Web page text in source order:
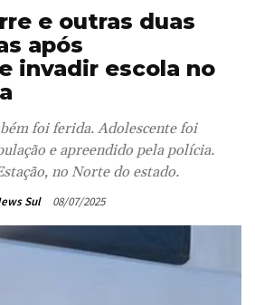
e outras duas
após
invadir escola no
foi ferida. Adolescente foi
e apreendido pela polícia.
no Norte do estado.
Sul 08/07/2025